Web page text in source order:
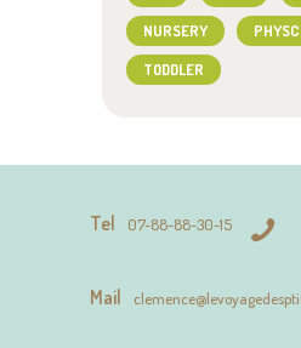
NURSERY
TODDLER
Tel 07-88-88-30-15
Mail